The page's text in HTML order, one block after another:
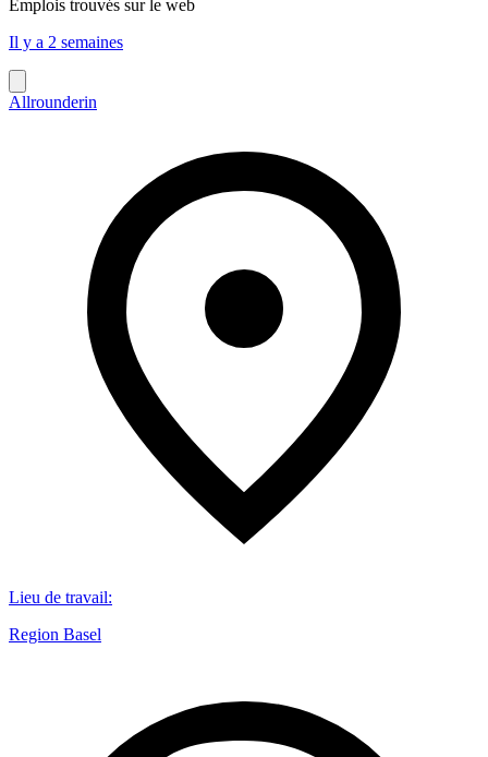
Emplois trouvés sur le web
Il y a 2 semaines
Allrounderin
Lieu de travail:
Region Basel